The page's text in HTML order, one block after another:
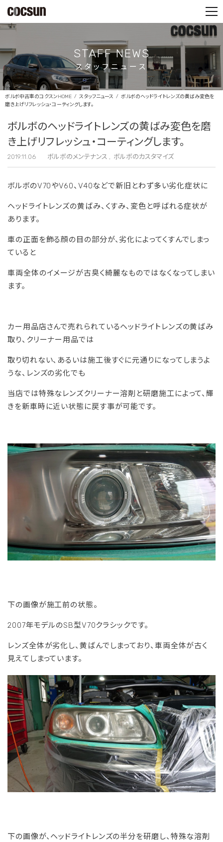
STAFF NEWS
スタッフニュース
ボルボ中古車のコクスンHOME スタッフニュース
ボルボのヘッドライトレンズの黄ばみ変色を
磨き上げリフレッシュ・コーティングします。
ボルボのヘッドライトレンズの黄ばみ変色を磨
き上げリフレッシュ・コーティングします。
2019.11.06 ボルボのメンテナンス ボルボのカスタマイズ
ボルボのV70やV60、V40などで新旧とわず多い劣化症状に
ヘッドライトレンズの黄ばみ、くすみ、変色と呼ばれる症状が
あります。
車の正面を飾る顔の目の部分が、劣化によってくすんでしまっ
ていると
車両全体のイメージが古臭く綺麗なものではなくなってしまい
ます。
カー用品店さんで売れられているヘッドライトレンズの黄ばみ
取り、クリーナー用品では
取り切れない、あるいは施工後すぐに元通りになってしまうよ
うな、レンズの劣化でも
当店では特殊なレンズクリーナー溶剤と研磨施工によって、輝
きを新車時に近い状態に戻す事が可能です。
下の画像が施工前の状態。
2007年モデルのSB型V70クラシックです。
レンズ全体が劣化し、黄ばんでしまっており、車両全体が古く
見えてしまっています。
下の画像が、ヘッドライトレンズの半分を研磨し、特殊な溶剤